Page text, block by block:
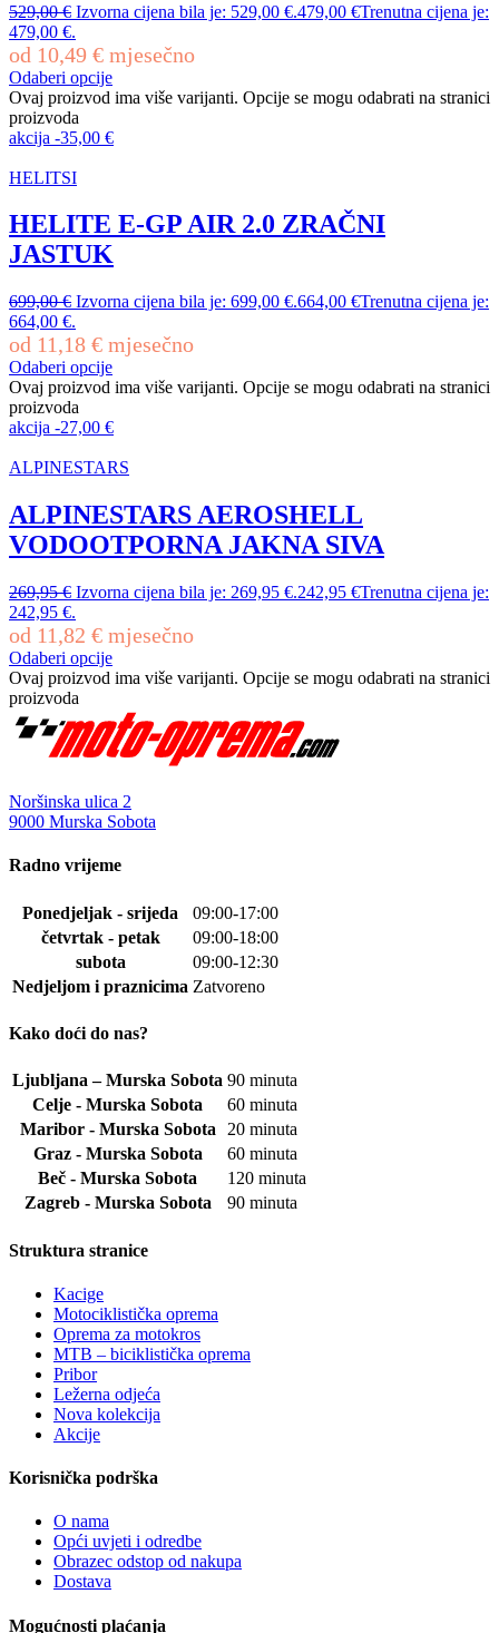
529,00€ Izvorna cijena bila je: 529,00 €.479,00 €Trenutna cijena je:
479,00 €.
od 10,49 € mjesečno
Odaberi opcije
Ovaj proizvod ima više varijanti. Opcije se mogu odabrati na stranici
proizvoda
akcija -35,00 €
HELITSI
HELITE E-GP AIR 2.0 ZRAČNI
JASTUK
699,00€ Izvorna cijena bila je: 699,00 €.664,00 €Trenutna cijena je:
664,00 €.
od 11,18 € mjesečno
Odaberi opcije
Ovaj proizvod ima više varijanti. Opcije se mogu odabrati na stranici
proizvoda
akcija -27,00 €
ALPINESTARS
ALPINESTARS AEROSHELL
VODOOTPORNA JAKNA SIVA
269,95€ Izvorna cijena bila je: 269,95 €.242,95 €Trenutna cijena je:
242,95 €.
od 11,82 € mjesečno
Odaberi opcije
Ovaj proizvod ima više varijanti. Opcije se mogu odabrati na stranici
proizvoda
Noršinska ulica 2
9000 Murska Sobota
Radno vrijeme
Ponedjeljak - srijeda
09:00-17:00
četvrtak - petak
09:00-18:00
subota
09:00-12:30
Nedjeljom i praznicima Zatvoreno
Kako doći do nas?
Ljubljana – Murska Sobota 90 minuta
Celje - Murska Sobota
60 minuta
Maribor - Murska Sobota
20 minuta
Graz - Murska Sobota
60 minuta
Beč - Murska Sobota
120 minuta
Zagreb - Murska Sobota
90 minuta
Struktura stranice
Kacige
Motociklistička oprema
Oprema za motokros
MTB – biciklistička oprema
Pribor
Ležerna odjeća
Nova kolekcija
Akcije
Korisnička podrška
O nama
Opći uvjeti i odredbe
Obrazec odstop od nakupa
Dostava
Mogućnosti plaćanja